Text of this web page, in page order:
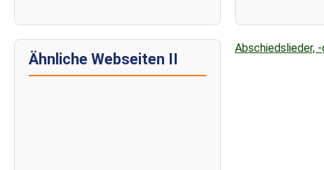
Ähnliche Webseiten II
Abschiedslieder,